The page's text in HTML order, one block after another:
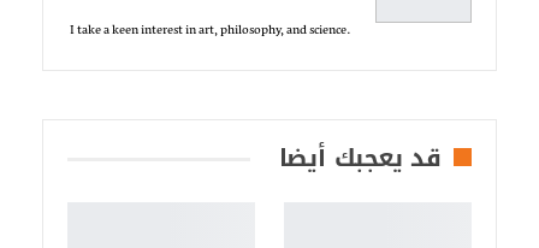
.I take a keen interest in art, philosophy, and science
قد يعجبك أيضا